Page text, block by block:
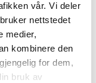
vår. Vi deler
nettstedet
medier,
kombinere den
for dem,
bruk av